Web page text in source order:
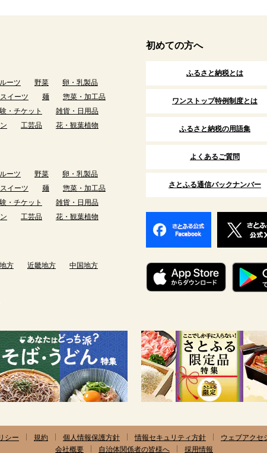
ーツ 野菜
卵・乳製品
イーツ 麺
惣菜・加工品
・チケット
雑貨・日用品
工芸品
花・観葉植物
ーツ 野菜
卵・乳製品
イーツ 麺
惣菜・加工品
・チケット
雑貨・日用品
工芸品
花・観葉植物
方 近畿地方
中国地方
初めての方へ
ふるさと納税とは
ワンストップ特例制度とは
ふるさと納税の用語集
よくあるご質問
さとふる通信バックナンバー
シー 規約 個人情報保護方針 情報セキュリティ方針
ウェブアクセ
会社概要
自治体関係者の皆様へ 採用情報